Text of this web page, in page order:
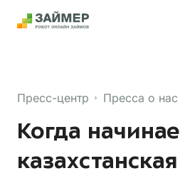
Пресс-центр Пресса о нас
Когда